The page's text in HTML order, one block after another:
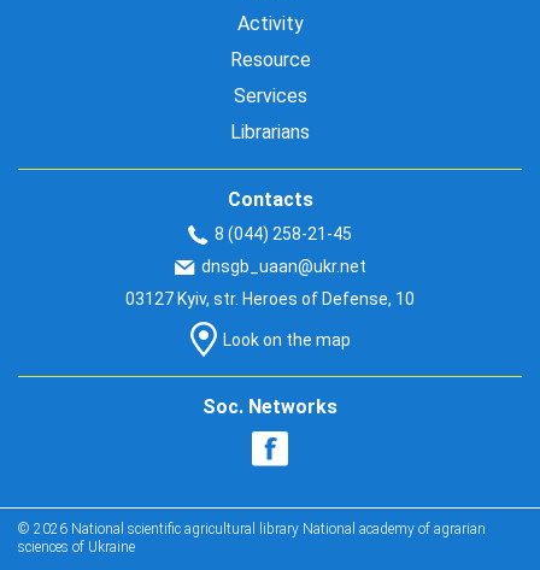
Activity
Resource
Services
Librarians
Contacts
8 (044) 258-21-45
dnsgb_uaan@ukr.net
03127 Kyiv, str. Heroes of Defense, 10
Look on the map
Soc. Networks
© 2026 National scientific agricultural library National academy of agrarian
sciences of Ukraine